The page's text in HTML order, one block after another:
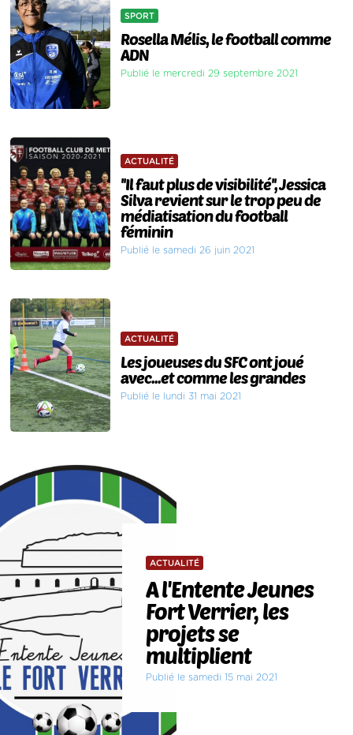
SPORT
Rosella Mélis, le football comme
ADN
Publié le mercredi 29 septembre 2021
ACTUALITÉ
''Il faut plus de visibilité'', Jessica
Silva revient sur le trop peu de
médiatisation du football
féminin
Publié le samedi 26 juin 2021
ACTUALITÉ
Les joueuses du SFC ont joué
avec...et comme les grandes
Publié le lundi 31 mai 2021
ACTUALITÉ
A l'Entente Jeunes
Fort Verrier, les
projets se
multiplient
Publié le samedi 15 mai 2021